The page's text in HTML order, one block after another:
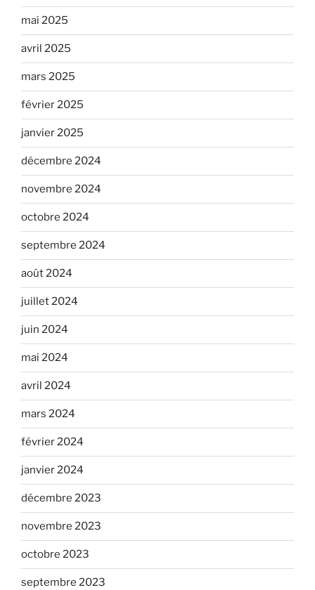
mai 2025
avril 2025
mars 2025
février 2025
janvier 2025
décembre 2024
novembre 2024
octobre 2024
septembre 2024
août 2024
juillet 2024
juin 2024
mai 2024
avril 2024
mars 2024
février 2024
janvier 2024
décembre 2023
novembre 2023
octobre 2023
septembre 2023